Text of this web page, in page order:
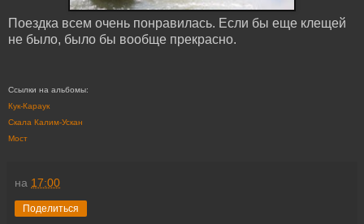
Поездка всем очень понравилась. Если бы еще клещей
не было, было бы вообще прекрасно.
Ссылки на альбомы:
Кук-Караук
Скала Калим-Ускан
Мост
на 17:00
Поделиться